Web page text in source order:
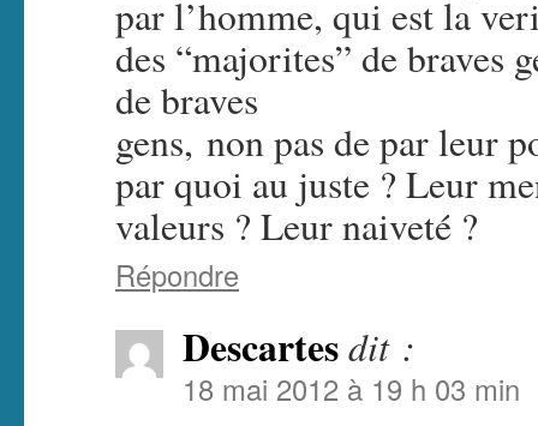
par l’homme, qui est la
des “majorites” de braves
de braves
gens, non pas de par leur
par quoi au juste ? Leur
valeurs ? Leur naiveté ?
Répondre
Descartesdit :
18 mai 2012 à 19 h 03 min